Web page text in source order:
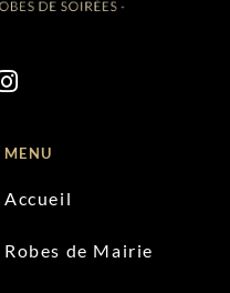
MENU
Accueil
Robes de Mairie